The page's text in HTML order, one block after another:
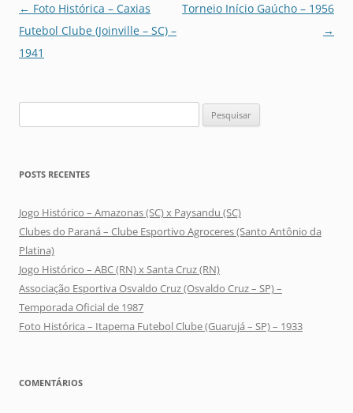
Navegação
de
posts
← Foto Histórica – Caxias
Futebol Clube (Joinville – SC) –
1941
Torneio Início Gaúcho – 1956
→
por:
POSTS RECENTES
Jogo Histórico – Amazonas (SC) x Paysandu (SC)
Clubes do Paraná – Clube Esportivo Agroceres (Santo Antônio da
Platina)
Jogo Histórico – ABC (RN) x Santa Cruz (RN)
Associação Esportiva Osvaldo Cruz (Osvaldo Cruz – SP) –
Temporada Oficial de 1987
Foto Histórica – Itapema Futebol Clube (Guarujá – SP) – 1933
COMENTÁRIOS